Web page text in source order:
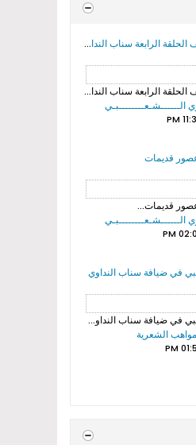
ماجد النصيف ضيف الحلقة الرابعة سناب النداوي
ماجد النصيف ضيف الحلقة الرابعة سناب النداوي...
الــــــشـعــــــــبـي
قديمات
قديمات...
الــــــشـعــــــــبـي
في ضيافة سناب النداوي
في ضيافة سناب النداوي بروموهات فيديوهات...
الشعرية